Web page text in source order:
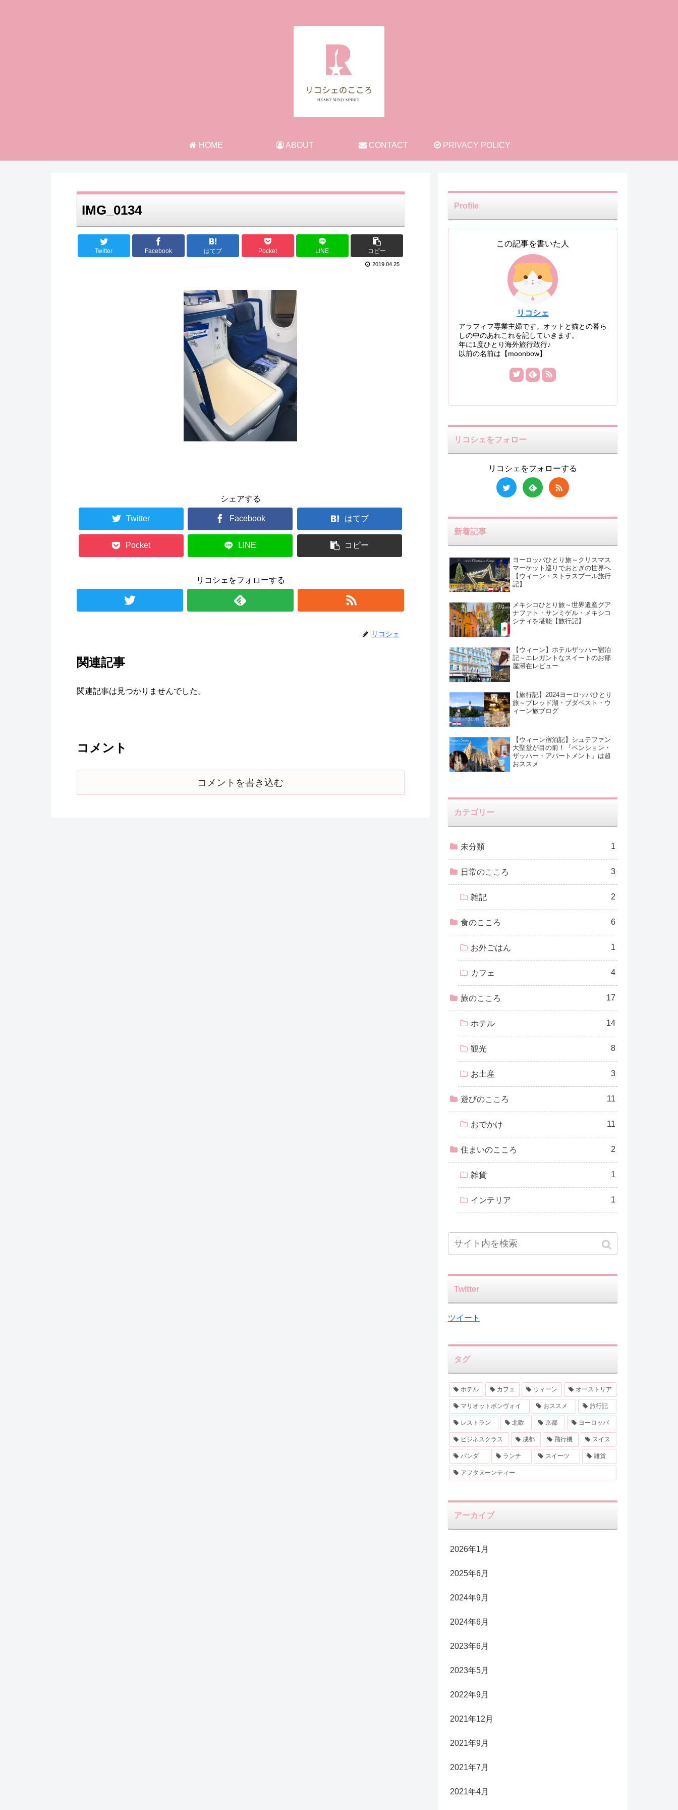
HOME ABOUT CONTACT PRIVACY POLICY
IMG_0134
Twitter Facebook はてブ Pocket LINE コピー
2019.04.25
シェアする
Twitter Facebook はてブ
Pocket LINE コピー
リコシェをフォローする
リコシェ
関連記事
関連記事は見つかりませんでした。
コメント
コメントを書き込む
Profile
この記事を書いた人
リコシェ
アラフィフ専業主婦です。オットと猫との暮ら
しの中のあれこれを記していきます。
年に1度ひとり海外旅行敢行♪
以前の名前は【moonbow】
リコシェをフォロー
リコシェをフォローする
新着記事
ヨーロッパひとり旅～クリスマス
マーケット巡りでおとぎの世界へ
【ウィーン・ストラスブール旅行
記】
メキシコひとり旅～世界遺産グア
ナファト・サンミゲル・メキシコ
シティを堪能【旅行記】
【ウィーン】ホテルザッハー宿泊
記～エレガントなスイートのお部
屋滞在レビュー
【旅行記】2024ヨーロッパひとり
旅～ブレッド湖・ブダペスト・ウ
ィーン旅ブログ
【ウィーン宿泊記】シュテファン
大聖堂が目の前！『ペンション・
ザッハー・アパートメント』は超
おススメ
カテゴリー
未分類 1
日常のこころ 3
雑記 2
食のこころ 6
お外ごはん 1
カフェ 4
旅のこころ 17
ホテル 14
観光 8
お土産 3
遊びのこころ 11
おでかけ 11
住まいのこころ 2
雑貨 1
インテリア 1
Twitter
ツイート
タグ
ホテル カフェ ウィーン オーストリア
マリオットボンヴォイ おススメ 旅行記
レストラン 北欧 京都 ヨーロッパ
ビジネスクラス 成都 飛行機 スイス
パンダ ランチ スイーツ 雑貨
アフタヌーンティー
アーカイブ
2026年1月
2025年6月
2024年9月
2024年6月
2023年6月
2023年5月
2022年9月
2021年12月
2021年9月
2021年7月
2021年4月